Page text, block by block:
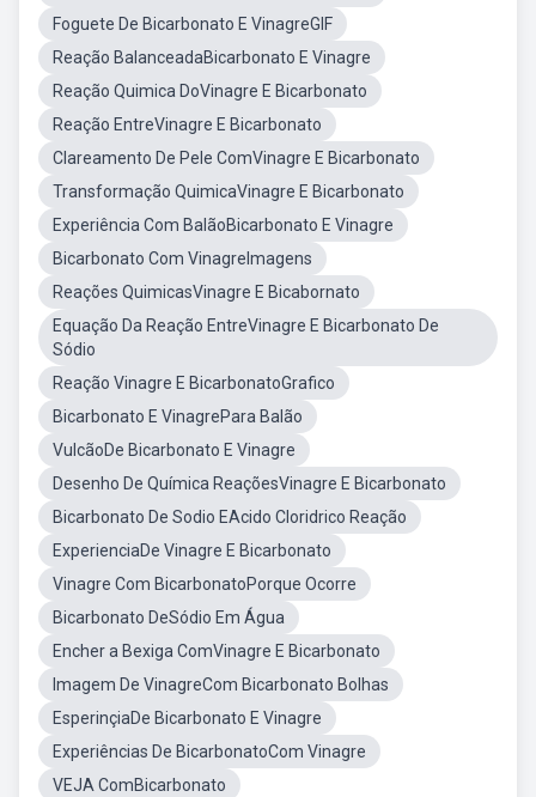
Foguete De Bicarbonato E VinagreGIF
Reação BalanceadaBicarbonato E Vinagre
Reação Quimica DoVinagre E Bicarbonato
Reação EntreVinagre E Bicarbonato
Clareamento De Pele ComVinagre E Bicarbonato
Transformação QuimicaVinagre E Bicarbonato
Experiência Com BalãoBicarbonato E Vinagre
Bicarbonato Com VinagreImagens
Reações QuimicasVinagre E Bicabornato
Equação Da Reação EntreVinagre E Bicarbonato De
Sódio
Reação Vinagre E BicarbonatoGrafico
Bicarbonato E VinagrePara Balão
VulcãoDe Bicarbonato E Vinagre
Desenho De Química ReaçõesVinagre E Bicarbonato
Bicarbonato De Sodio EAcido Cloridrico Reação
ExperienciaDe Vinagre E Bicarbonato
Vinagre Com BicarbonatoPorque Ocorre
Bicarbonato DeSódio Em Água
Encher a Bexiga ComVinagre E Bicarbonato
Imagem De VinagreCom Bicarbonato Bolhas
EsperinçiaDe Bicarbonato E Vinagre
Experiências De BicarbonatoCom Vinagre
VEJA ComBicarbonato